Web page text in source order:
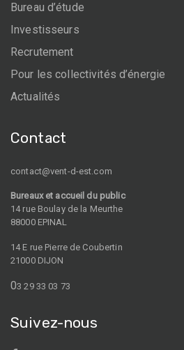
Bureau d’étude
Investisseurs
Recrutement
Pour les collectivités d’énergie
Actualités
Contact
contact@vent-d-est.com
Bureaux et accueil du public
14 rue Boulay de la Meurthe
88000 EPINAL
14 E rue Pierre de Coubertin
21000 DIJON
03 29 33 03 73
Suivez-nous